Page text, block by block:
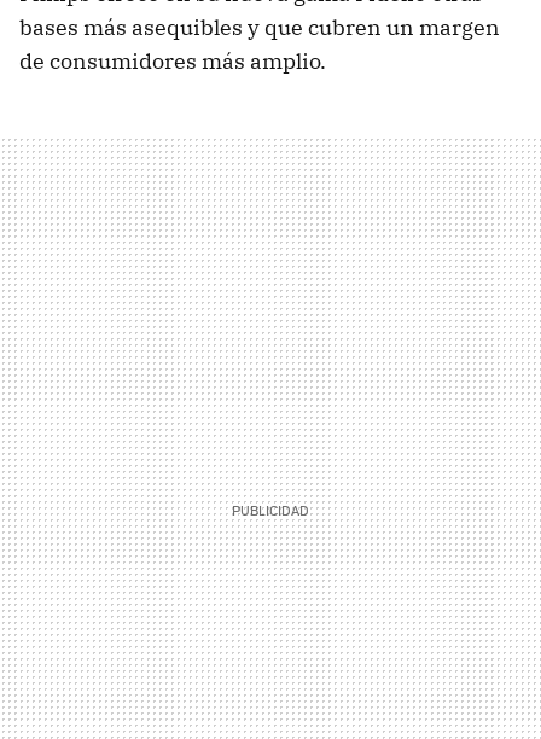
bases más asequibles y que cubren un margen
de consumidores más amplio.